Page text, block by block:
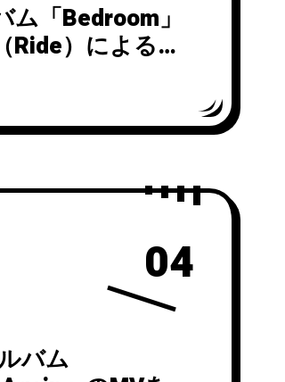
「Bedroom」
Ride）によるリ
Celebrate
開始！
04
バム